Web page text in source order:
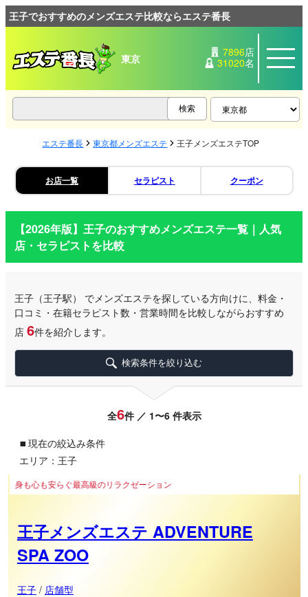
王子でおすすめのメンズエステ比較ならエステ番長
東京 7896店
31020名
エステ番長 東京都メンズエステ 王子メンズエステTOP
お店一覧 セラピスト クーポン
【2026年版】王子のおすすめメンズエステ一覧｜人気
店・セラピストを比較
王子 （王子駅）
でメンズエステを探している方向けに、料金・
口コミ・在籍セラピスト数・営業時間を比較しながらおすすめ
店6件を紹介します。
検索条件を絞り込む
全6件 ／ 1〜6 件表示
▪ 現在の絞込み条件
エリア：王子
らぐ最高級のリラクゼーション
王子メンズエステ ADVENTURE
SPA ZOO
王子/ 店舗型